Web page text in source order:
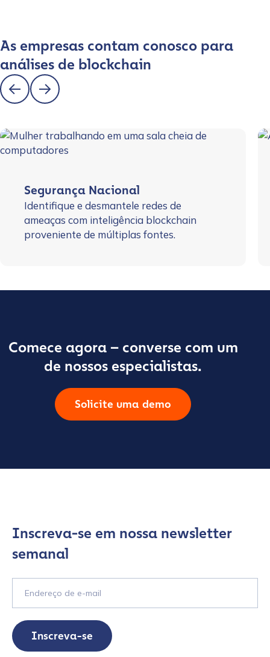
As empresas contam conosco para
análises de blockchain
Segurança Nacional
Identifique e desmantele redes de
ameaças com inteligência blockchain
proveniente de múltiplas fontes.
Comece agora – converse com um
de nossos especialistas.
Solicite uma demo
Inscreva-se em nossa newsletter
semanal
Inscreva-se